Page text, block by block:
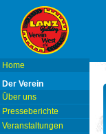
Home
Der Verein
Über uns
Presseberichte
Veranstaltungen